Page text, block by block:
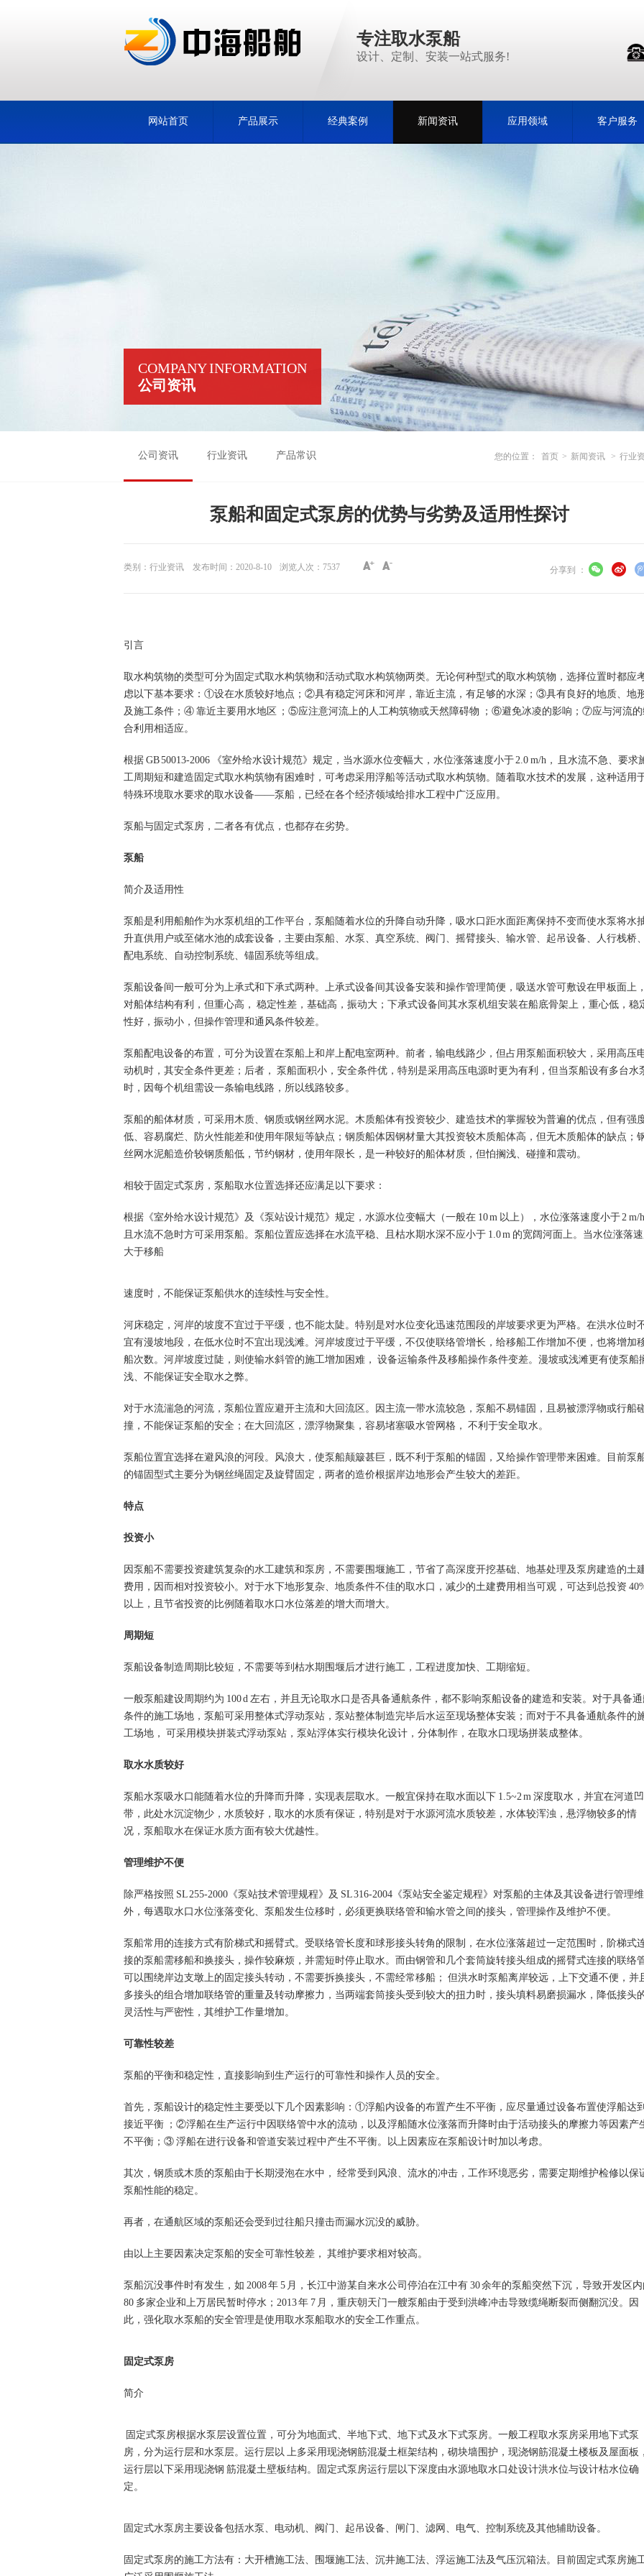
专注取水泵船
设计、定制、安装一站式服务!
网站首页 产品展示 经典案例 新闻资讯 应用领域 客户服务
COMPANY INFORMATION
公司资讯
公司资讯 行业资讯 产品常识 您的位置： 首页 > 新闻资讯 > 行业
泵船和固定式泵房的优势与劣势及适用性探讨
类别：行业资讯 发布时间：2020-8-10 浏览人次： 7537 分享到 ：
引言
取水构筑物的类型可分为固定式取水构筑物和活动式取水构筑物两类。无论何种型式的取水构筑物，选择位置时都应
虑以下基本要求：①设在水质较好地点；②具有稳定河床和河岸，靠近主流，有足够的水深；③具有良好的地质、地
及施工条件；④ 靠近主要用水地区 ；⑤应注意河流上的人工构筑物或天然障碍物 ；⑥避免冰凌的影响；⑦应与河流的
合利用相适应。
根据 GB 50013-2006 《室外给水设计规范》规定，当水源水位变幅大，水位涨落速度小于2.0 m/h， 且水流不急、要求
工周期短和建造固定式取水构筑物有困难时，可考虑采用浮船等活动式取水构筑物。随着取水技术的发展，这种适用
特殊环境取水要求的取水设备——泵船，已经在各个经济领域给排水工程中广泛应用。
泵船与固定式泵房，二者各有优点，也都存在劣势。
泵船
简介及适用性
泵船是利用船舶作为水泵机组的工作平台，泵船随着水位的升降自动升降，吸水口距水面距离保持不变而使水泵将水
升直供用户或至储水池的成套设备，主要由泵船、水泵、真空系统、阀门、摇臂接头、输水管、起吊设备、人行栈桥、
配电系统、自动控制系统、锚固系统等组成。
泵船设备间一般可分为上承式和下承式两种。上承式设备间其设备安装和操作管理简便，吸送水管可敷设在甲板面上，
对船体结构有利，但重心高， 稳定性差，基础高，振动大；下承式设备间其水泵机组安装在船底骨架上，重心低，稳
性好，振动小，但操作管理和通风条件较差。
泵船配电设备的布置，可分为设置在泵船上和岸上配电室两种。前者，输电线路少，但占用泵船面积较大，采用高压
动机时，其安全条件更差；后者， 泵船面积小，安全条件优，特别是采用高压电源时更为有利，但当泵船设有多台水
时，因每个机组需设一条输电线路，所以线路较多。
泵船的船体材质，可采用木质、钢质或钢丝网水泥。木质船体有投资较少、建造技术的掌握较为普遍的优点，但有强
低、容易腐烂、防火性能差和使用年限短等缺点；钢质船体因钢材量大其投资较木质船体高，但无木质船体的缺点；
丝网水泥船造价较钢质船低，节约钢材，使用年限长，是一种较好的船体材质，但怕搁浅、碰撞和震动。
相较于固定式泵房，泵船取水位置选择还应满足以下要求：
根据《室外给水设计规范》及《泵站设计规范》规定，水源水位变幅大（一般在 10 m 以上），水位涨落速度小于2 m/h
且水流不急时方可采用泵船。泵船位置应选择在水流平稳、且枯水期水深不应小于 1.0 m 的宽阔河面上。当水位涨落
大于移船
速度时，不能保证泵船供水的连续性与安全性。
河床稳定，河岸的坡度不宜过于平缓，也不能太陡。特别是对水位变化迅速范围段的岸坡要求更为严格。在洪水位时
宜有漫坡地段，在低水位时不宜出现浅滩。河岸坡度过于平缓，不仅使联络管增长，给移船工作增加不便，也将增加
船次数。河岸坡度过陡，则使输水斜管的施工增加困难， 设备运输条件及移船操作条件变差。漫坡或浅滩更有使泵船
浅、不能保证安全取水之弊。
对于水流湍急的河流，泵船位置应避开主流和大回流区。因主流一带水流较急，泵船不易锚固，且易被漂浮物或行船
撞，不能保证泵船的安全；在大回流区，漂浮物聚集，容易堵塞吸水管网格， 不利于安全取水。
泵船位置宜选择在避风浪的河段。风浪大，使泵船颠簸甚巨，既不利于泵船的锚固，又给操作管理带来困难。目前泵
的锚固型式主要分为钢丝绳固定及旋臂固定，两者的造价根据岸边地形会产生较大的差距。
特点
投资小
因泵船不需要投资建筑复杂的水工建筑和泵房，不需要围堰施工，节省了高深度开挖基础、地基处理及泵房建造的土
费用，因而相对投资较小。对于水下地形复杂、地质条件不佳的取水口，减少的土建费用相当可观，可达到总投资
以上，且节省投资的比例随着取水口水位落差的增大而增大。
周期短
泵船设备制造周期比较短，不需要等到枯水期围堰后才进行施工，工程进度加快、工期缩短。
一般泵船建设周期约为 100 d 左右，并且无论取水口是否具备通航条件，都不影响泵船设备的建造和安装。对于具备通
条件的施工场地，泵船可采用整体式浮动泵站，泵站整体制造完毕后水运至现场整体安装；而对于不具备通航条件的
工场地， 可采用模块拼装式浮动泵站，泵站浮体实行模块化设计，分体制作，在取水口现场拼装成整体。
取水水质较好
泵船水泵吸水口能随着水位的升降而升降，实现表层取水。一般宜保持在取水面以下 1.5~2 m 深度取水，并宜在河道
带，此处水沉淀物少，水质较好，取水的水质有保证，特别是对于水源河流水质较差，水体较浑浊，悬浮物较多的情
况，泵船取水在保证水质方面有较大优越性。
管理维护不便
除严格按照 SL 255-2000 《泵站技术管理规程》及 SL 316-2004 《泵站安全鉴定规程》对泵船的主体及其设备进行管理
外，每遇取水口水位涨落变化、泵船发生位移时，必须更换联络管和输水管之间的接头，管理操作及维护不便。
泵船常用的连接方式有阶梯式和摇臂式。受联络管长度和球形接头转角的限制，在水位涨落超过一定范围时，阶梯式
接的泵船需移船和换接头，操作较麻烦，并需短时停止取水。而由钢管和几个套筒旋转接头组成的摇臂式连接的联络
可以围绕岸边支墩上的固定接头转动，不需要拆换接头，不需经常移船； 但洪水时泵船离岸较远，上下交通不便，并
多接头的组合增加联络管的重量及转动摩擦力，当两端套筒接头受到较大的扭力时，接头填料易磨损漏水，降低接头
灵活性与严密性，其维护工作量增加。
可靠性较差
泵船的平衡和稳定性，直接影响到生产运行的可靠性和操作人员的安全。
首先，泵船设计的稳定性主要受以下几个因素影响：①浮船内设备的布置产生不平衡，应尽量通过设备布置使浮船达到
接近平衡 ；②浮船在生产运行中因联络管中水的流动，以及浮船随水位涨落而升降时由于活动接头的摩擦力等因素产
不平衡；③ 浮船在进行设备和管道安装过程中产生不平衡。以上因素应在泵船设计时加以考虑。
其次，钢质或木质的泵船由于长期浸泡在水中， 经常受到风浪、流水的冲击，工作环境恶劣，需要定期维护检修以保
泵船性能的稳定。
再者，在通航区域的泵船还会受到过往船只撞击而漏水沉没的威胁。
由以上主要因素决定泵船的安全可靠性较差， 其维护要求相对较高。
泵船沉没事件时有发生，如 2008年 5 月，长江中游某自来水公司停泊在江中有 30余年的泵船突然下沉，导致开发区内
80 多家企业和上万居民暂时停水； 2013年 7 月，重庆朝天门一艘泵船由于受到洪峰冲击导致缆绳断裂而侧翻沉没。因
此，强化取水泵船的安全管理是使用取水泵船取水的安全工作重点。
固定式泵房
简介
固定式泵房根据水泵层设置位置，可分为地面式、半地下式、地下式及水下式泵房。一般工程取水泵房采用地下式泵
房，分为运行层和水泵层。运行层以 上多采用现浇钢筋混凝土框架结构，砌块墙围护，现浇钢筋混凝土楼板及屋面板，
运行层以下采用现浇钢 筋混凝土壁板结构。固定式泵房运行层以下深度由水源地取水口处设计洪水位与设计枯水位确
定。
固定式水泵房主要设备包括水泵、电动机、阀门、起吊设备、闸门、滤网、电气、控制系统及其他辅助设备。
固定式泵房的施工方法有：大开槽施工法、围堰施工法、沉井施工法、浮运施工法及气压沉箱法。目前固定式泵房施